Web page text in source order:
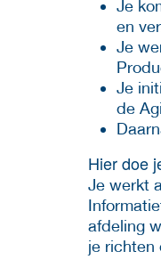
Je
en
Je
Je
de
Hier doe
Je werkt
afdeling
je richten